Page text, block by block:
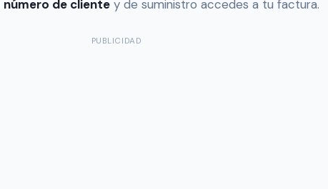
número de cliente y de suministro accedes a tu factura.
PUBLICIDAD